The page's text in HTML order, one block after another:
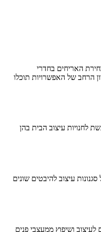
האריחים בחדרי
הרחב של האפשרויות תוכלו
לחנויות עיצוב הבית בהן
עיצוב להיבטים שונים
ושיפוץ ממעצבי פנים